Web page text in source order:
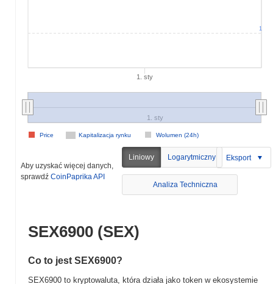
1. sty
Kapitalizacja rynku Wolumen (24h)
Price
1. sty
1
Aby uzyskać więcej danych,
sprawdź CoinPaprika API
Liniowy Logarytmiczny Eksport
Analiza Techniczna
SEX6900 (SEX)
Co to jest SEX6900?
SEX6900 to kryptowaluta, która działa jako token w ekosystemie